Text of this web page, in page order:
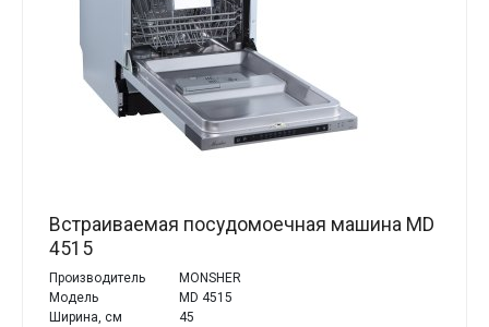
Встраиваемая посудомоечная машина MD
4515
Производитель
MONSHER
Модель
MD 4515
Ширина, см
45